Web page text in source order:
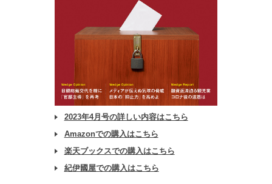
2023年4月号の詳しい内容はこちら
Amazonでの購入はこちら
楽天ブックスでの購入はこちら
紀伊國屋での購入はこちら